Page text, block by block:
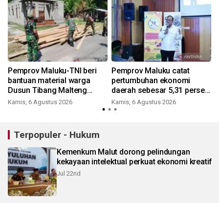
Pemprov Maluku-TNI beri
bantuan material warga
Dusun Tibang Malteng
percepat rehabilitasi
Kamis, 6 Agustus 2026
Pemprov Maluku catat
pertumbuhan ekonomi
daerah sebesar 5,31 persen
yoy triwulan II 2026
Kamis, 6 Agustus 2026
Terpopuler - Hukum
Kemenkum Malut dorong pelindungan
kekayaan intelektual perkuat ekonomi kreatif
Jul 22nd